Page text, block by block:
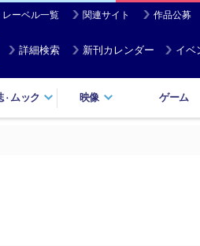
レーベル一覧 関連サイト 作品公募
詳細検索 新刊カレンダー イベ
・ ムック 映像 ゲーム